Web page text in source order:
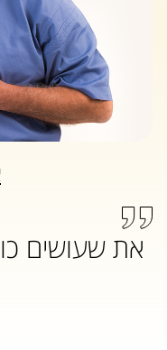
את שעושים